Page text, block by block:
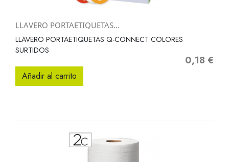
LLAVERO PORTAETIQUETAS...
LLAVERO PORTAETIQUETAS Q-CONNECT COLORES
SURTIDOS
Precio
0,18 €
Añadir al carrito